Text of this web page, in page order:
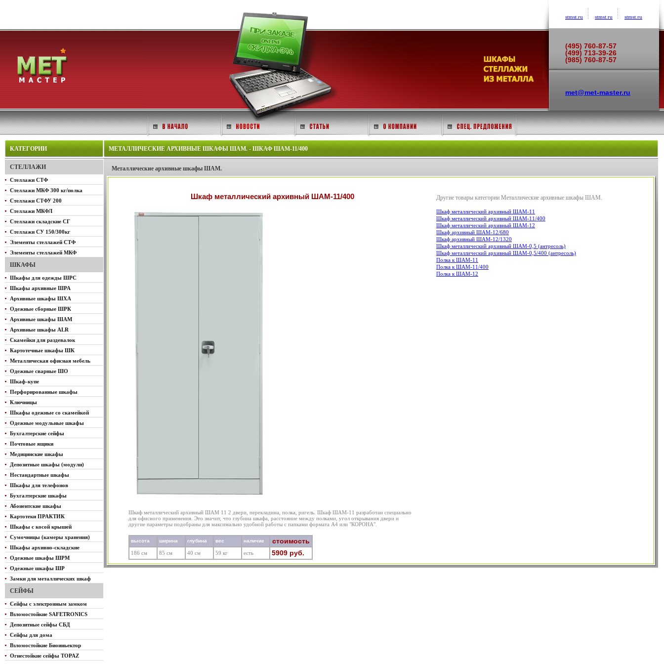
stmst.ru stmst.ru stmst.ru
(495) 760-87-57
(499) 713-39-26
(985) 760-87-57
met@met-master.ru
КАТЕГОРИИ
СТЕЛЛАЖИ
Стеллажи СТФ
Стеллажи МКФ 300 кг/полка
Стеллажи СТФУ 200
Стеллажи МКФЛ
Стеллажи складские СГ
Стеллажи СУ 150/300кг
Элементы стеллажей СТФ
Элементы стеллажей МКФ
ШКАФЫ
Шкафы для одежды ШРС
Шкафы архивные ШРА
Архивные шкафы ШХА
Одежные сборные ШРК
Архивные шкафы ШАМ
Архивные шкафы ALR
Скамейки для раздевалок
Картотечные шкафы ШК
Металлическая офисная мебель
Одежные сварные ШО
Шкаф-купе
Перфорированные шкафы
Ключницы
Шкафы одежные со скамейкой
Одежные модульные шкафы
Бухгалтерские сейфы
Почтовые ящики
Медицинские шкафы
Депозитные шкафы (модули)
Нестандартные шкафы
Шкафы для телефонов
Бухгалтерские шкафы
Абонентские шкафы
Картотеки ПРАКТИК
Шкафы с косой крышей
Сумочницы (камеры хранения)
Шкафы архивно-складские
Одежные шкафы ШРМ
Одежные шкафы ШР
Замки для металлических шкаф
СЕЙФЫ
Сейфы с электронным замком
Взломостойкие SAFETRONICS
Депозитные сейфы СБД
Сейфы для дома
Взломостойкие Биоиньектор
Огнестойкие сейфы TOPAZ
МЕТАЛЛИЧЕСКИЕ АРХИВНЫЕ ШКАФЫ ШАМ. - ШКАФ ШАМ-11/400
Металлические архивные шкафы ШАМ.
Шкаф металлический архивный ШАМ-11/400
Шкаф металлический архивный ШАМ 11 2 двери, перекладина, полка, ригель. Шкаф ШАМ-11 разработан специально
для офисного применения. Это значит, что глубина шкафа, расстояние между полками, угол открывания двери и
другие параметры подобраны для максимально удобной работы с папками формата А4 или "КОРОНА".
высота ширина глубина вес наличие стоимость
186 см 85 см 40 см 59 кг есть 5909 руб.
Другие товары категории Металлические архивные шкафы ШАМ.
Шкаф металлический архивный ШАМ-11
Шкаф металлический архивный ШАМ-11/400
Шкаф металлический архивный ШАМ-12
Шкаф архивный ШАМ-12/680
Шкаф архивный ШАМ-12/1320
Шкаф металлический архивный ШАМ-0,5 (антресоль)
Шкаф металлический архивный ШАМ-0,5/400 (антресоль)
Полка к ШАМ-11
Полка к ШАМ-11/400
Полка к ШАМ-12